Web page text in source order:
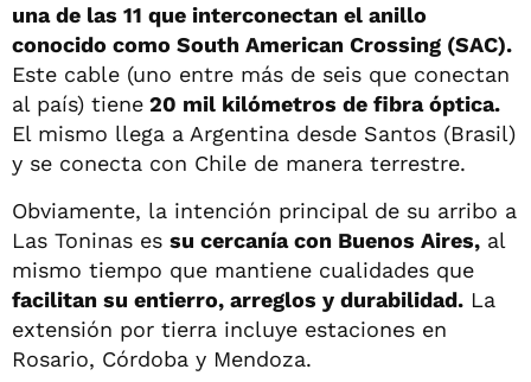
una de las 11 que interconectan el anillo
conocido como South American Crossing (SAC).
Este cable (uno entre más de seis que conectan
al país) tiene 20 mil kilómetros de fibra óptica.
El mismo llega a Argentina desde Santos (Brasil)
y se conecta con Chile de manera terrestre.
Obviamente, la intención principal de su arribo a
Las Toninas es su cercanía con Buenos Aires, al
mismo tiempo que mantiene cualidades que
facilitan su entierro, arreglos y durabilidad. La
extensión por tierra incluye estaciones en
Rosario, Córdoba y Mendoza.